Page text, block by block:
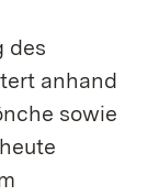
des
anhand
sowie